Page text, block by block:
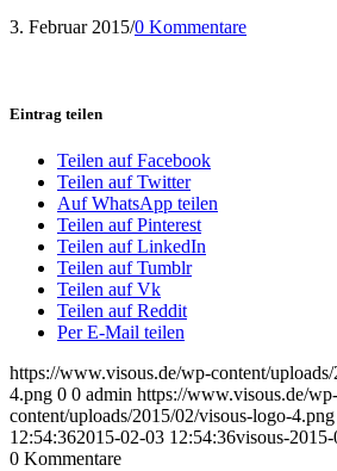
3. Februar 2015/0 Kommentare
Eintrag teilen
Teilen auf Facebook
Teilen auf Twitter
Auf WhatsApp teilen
Teilen auf Pinterest
Teilen auf LinkedIn
Teilen auf Tumblr
Teilen auf Vk
Teilen auf Reddit
Per E-Mail teilen
https://www.visous.de/wp-content/
4.png 0 0 admin https://www.visous.de/wp-
content/uploads/2015/02/visous-logo-4.png
12:54:362015-02-03 12:54:36visous-
0 Kommentare